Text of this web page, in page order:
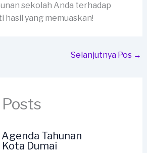
sekolah Anda terhadap
hasil yang memuaskan!
Selanjutnya Pos →
Tahunan
Dumai